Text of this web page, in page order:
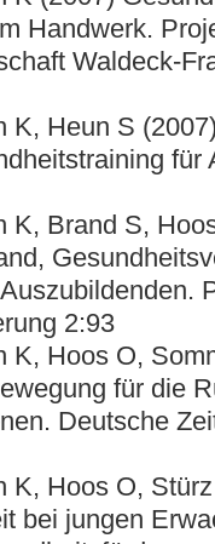
Handwerk.
Waldeck-
K, Heun S
für
K, Brand S,
2:93
K, Hoos O,
für die
Deutsche
K, Hoos O,
bei jungen